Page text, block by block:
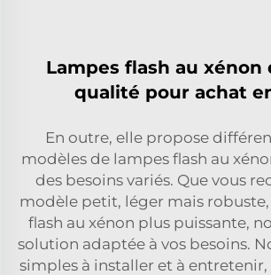
Lampes flash au xénon
qualité pour achat
En outre, elle propose
modèles de lampes flash au
des besoins variés. Que vous
modèle petit, léger mais
flash au xénon plus puissante,
solution adaptée à vos besoins.
simples à installer et à